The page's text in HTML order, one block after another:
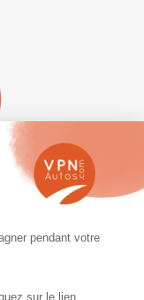
nous